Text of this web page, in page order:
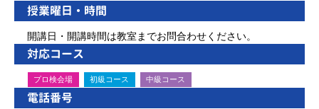
授業曜日・時間
開講日・開講時間は教室までお問合わせください。
対応コース
プロ検会場 初級コース 中級コース
電話番号